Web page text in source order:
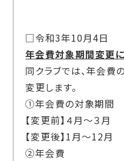
□令和3年10月4日
年会費対象期間変更
同クラブでは、年会費
変更します。
①年会費の対象期間
【変更前】４月～３月
【変更後】1月～12月
②年会費